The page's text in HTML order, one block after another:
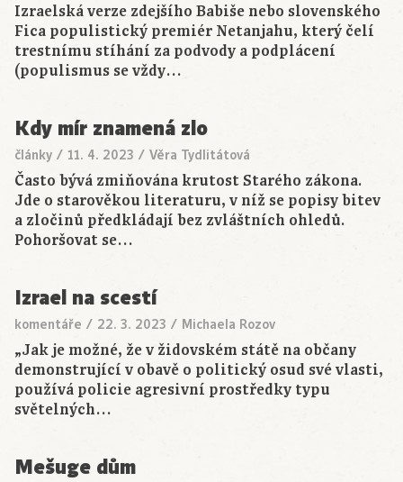
Izraelská verze zdejšího Babiše nebo slovenského
Fica populistický premiér Netanjahu, který čelí
trestnímu stíhání za podvody a podplácení
(populismus se vždy…
Kdy mír znamená zlo
články / 11. 4. 2023 / Věra Tydlitátová
Často bývá zmiňována krutost Starého zákona.
Jde o starověkou literaturu, v níž se popisy bitev
a zločinů předkládají bez zvláštních ohledů.
Pohoršovat se…
Izrael na scestí
komentáře / 22. 3. 2023 / Michaela Rozov
„Jak je možné, že v židovském státě na občany
demonstrující v obavě o politický osud své vlasti,
používá policie agresivní prostředky typu
světelných…
Mešuge dům